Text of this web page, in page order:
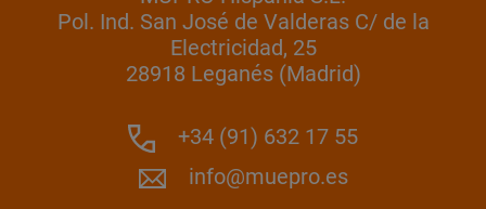
Pol. Ind. San José de Valderas C/ de la
Electricidad, 25
28918 Leganés (Madrid)
+34 (91) 632 17 55
info@muepro.es